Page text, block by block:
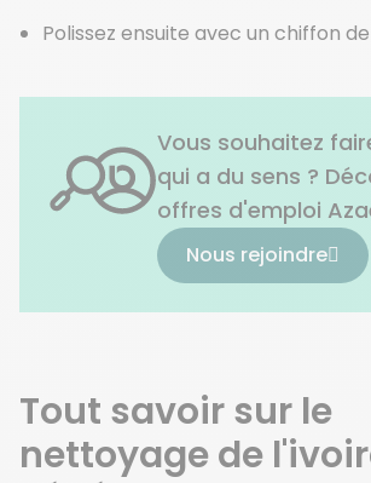
Polissez ensuite avec un chiffon de
Vous souhaitez
qui a du sens ?
offres d'emploi
Nous rejoindre
Tout savoir sur le
nettoyage de